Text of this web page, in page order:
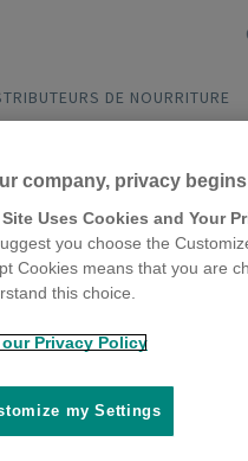
DE NOURRITURE
company, privacy
Uses Cookies and Your
you choose the
Cookies means that you are
this choice.
our Privacy Policy
my Settings